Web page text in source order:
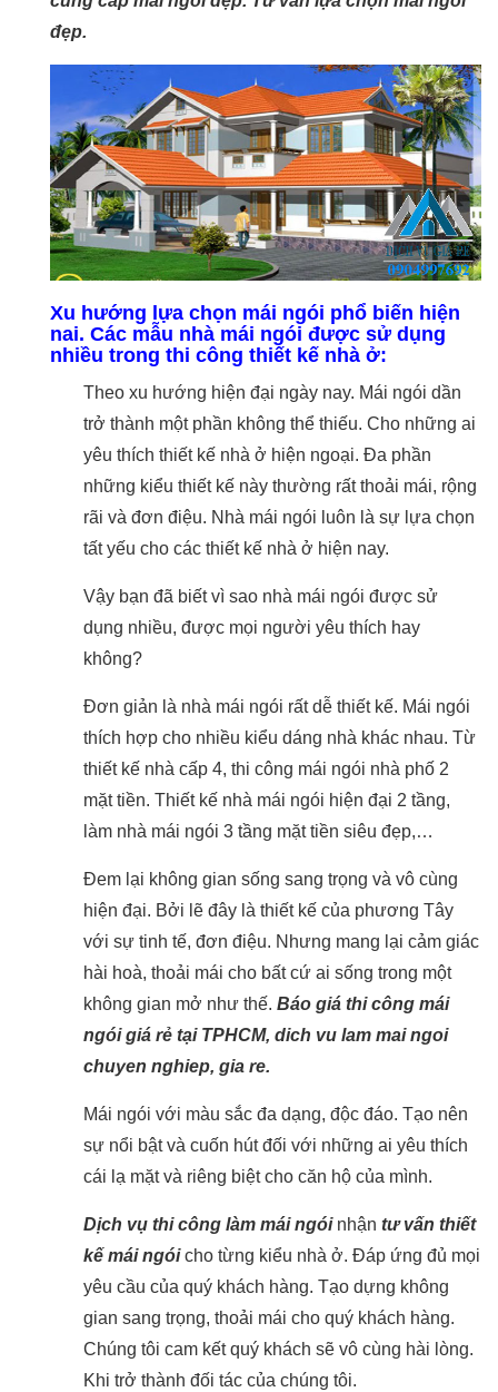
đẹp.
Xu hướng lựa chọn mái ngói phổ biến hiện
nai. Các mẫu nhà mái ngói được sử dụng
nhiều trong thi công thiết kế nhà ở:
Theo xu hướng hiện đại ngày nay. Mái ngói dần
trở thành một phần không thể thiếu. Cho những ai
yêu thích thiết kế nhà ở hiện ngoại. Đa phần
những kiểu thiết kế này thường rất thoải mái, rộng
rãi và đơn điệu. Nhà mái ngói luôn là sự lựa chọn
tất yếu cho các thiết kế nhà ở hiện nay.
Vậy bạn đã biết vì sao nhà mái ngói được sử
dụng nhiều, được mọi người yêu thích hay
không?
Đơn giản là nhà mái ngói rất dễ thiết kế. Mái ngói
thích hợp cho nhiều kiểu dáng nhà khác nhau. Từ
thiết kế nhà cấp 4, thi công mái ngói nhà phố 2
mặt tiền. Thiết kế nhà mái ngói hiện đại 2 tầng,
làm nhà mái ngói 3 tầng mặt tiền siêu đẹp,…
Đem lại không gian sống sang trọng và vô cùng
hiện đại. Bởi lẽ đây là thiết kế của phương Tây
với sự tinh tế, đơn điệu. Nhưng mang lại cảm giác
hài hoà, thoải mái cho bất cứ ai sống trong một
không gian mở như thế. Báo giá thi công mái
ngói giá rẻ tại TPHCM, dich vu lam mai ngoi
chuyen nghiep, gia re.
Mái ngói với màu sắc đa dạng, độc đáo. Tạo nên
sự nổi bật và cuốn hút đối với những ai yêu thích
cái lạ mặt và riêng biệt cho căn hộ của mình.
Dịch vụ thi công làm mái ngóinhận tư vấn thiết
kế mái ngóicho từng kiểu nhà ở. Đáp ứng đủ mọi
yêu cầu của quý khách hàng. Tạo dựng không
gian sang trọng, thoải mái cho quý khách hàng.
Chúng tôi cam kết quý khách sẽ vô cùng hài lòng.
Khi trở thành đối tác của chúng tôi.